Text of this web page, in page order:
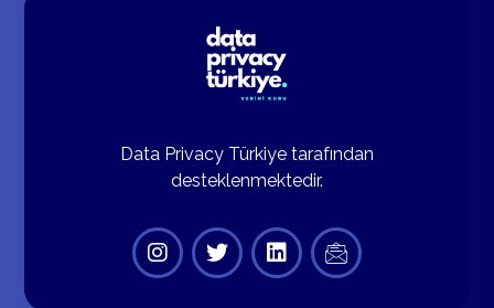
Data Privacy Türkiye tarafından
desteklenmektedir.